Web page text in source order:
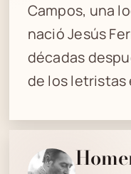
Campos, una
nació Jesús
décadas
de los letristas